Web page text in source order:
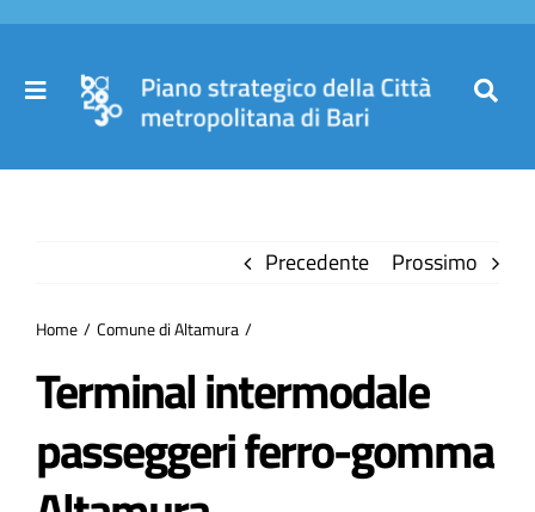
Salta
contenuto
Toggle
Partecipa
Precedente Prossimo
Home Comune di Altamura
Terminal intermodale
passeggeri ferro-gomma